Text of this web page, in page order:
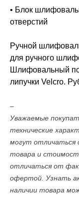
• Блок
отверстий
Ручной
для ручного
Шлифовальный
липучки Velcro.
–
Уважаемые
технические
могут отличаться
товара и
отличаться от
офертой. Узнать
наличии товара